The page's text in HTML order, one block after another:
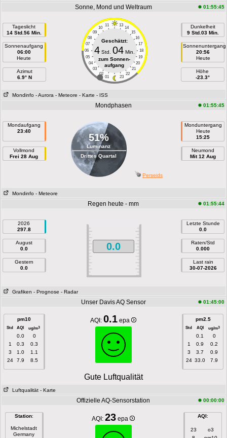
Sonne, Mond und Weltraum 01:55:45
Tageslicht
14 Std.56 Min.
Sonnenaufgang
06:00
Heute
Azimut
6.9° N
11 13
10
14
09
15
08
16
07
17
06
18
05
19
04
20
03
21
02
22
01 23
Geschätzt:
4Std. 04Min.
zum Sonnen-
aufgang
Dunkelheit
9 Std.03 Min.
Sonnenuntergang
20:56
Heute
Höhe
-23.3°
Mondinfo - Aurora - Meteore - Karte - ISS
Mondphasen 01:55:45
Mondaufgang
23:40
Vollmond
Frei 28 Aug
51%
Luminanz
Drittes Quartal
Monduntergang
Heute
15:25
Neumond
Mit 12 Aug
Perseids
Mondinfo - Meteore
Regen heute - mm 01:55:44
2026
297.8
August
0.0
Gestern
0.0
0.0
Letzte Stunde
0.0
Raten/Std
0.000
Last rain
30-07-2026
Grafiken - Prognose - Radar
Unser Davis AQ Sensor 01:45:00
pm10
Std AQI ug/m3
0.0
0
1
0.3
0.3
3
1.0
1.1
24
7.9 8.5
AQI:0.1 epa pm2.5
Std AQI ug/m3
0.1
0
1
0.9
0.2
3
3.7
0.9
24 33.0 7.9
Gute Luftqualität
Luftqualität - Karte
Offizielle AQ-Sensorstation 00:00:00
Station:
Michelstadt
Germany
AQI:23 epa AQI:
23
o3